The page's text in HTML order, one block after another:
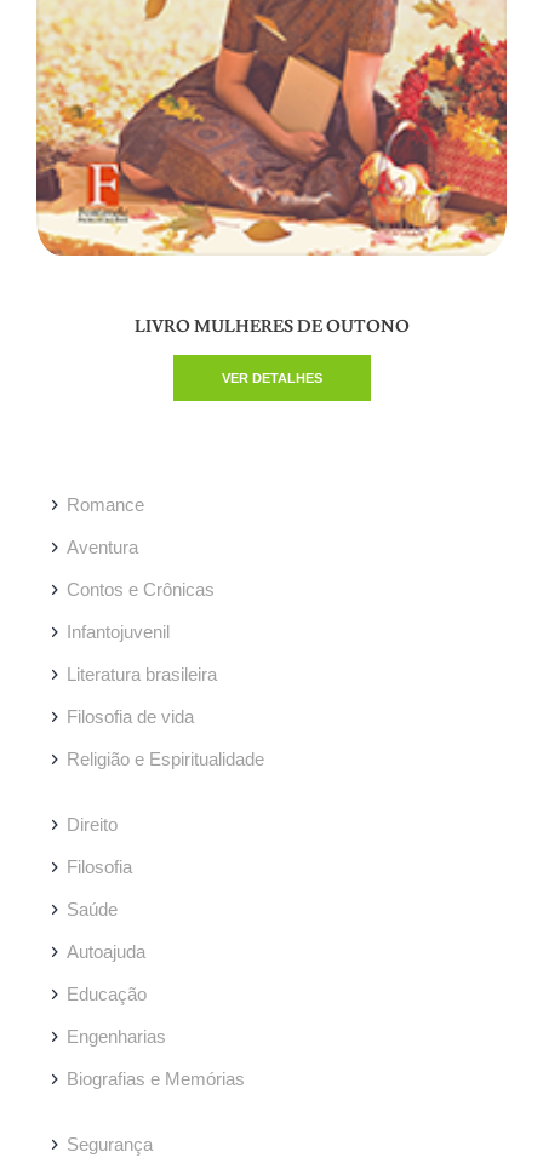
LIVRO MULHERES DE OUTONO
VER DETALHES
Romance
Aventura
Contos e Crônicas
Infantojuvenil
Literatura brasileira
Filosofia de vida
Religião e Espiritualidade
Direito
Filosofia
Saúde
Autoajuda
Educação
Engenharias
Biografias e Memórias
Segurança